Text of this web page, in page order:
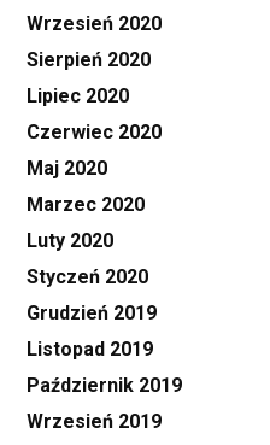
Wrzesień 2020
Sierpień 2020
Lipiec 2020
Czerwiec 2020
Maj 2020
Marzec 2020
Luty 2020
Styczeń 2020
Grudzień 2019
Listopad 2019
Październik 2019
Wrzesień 2019